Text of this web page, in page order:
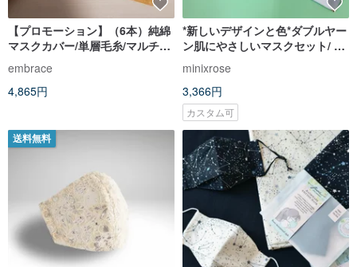
【プロモーション】（6本）純綿
マスクカバー/単層毛糸/マルチカ
ラー/ウォッシャブル
embrace
4,865円
*新しいデザインと色*ダブルヤー
ン肌にやさしいマスクセット/ 3
点セット/メディカルマスクは含
まれていません
minixrose
3,366円
カスタム可
送料無料